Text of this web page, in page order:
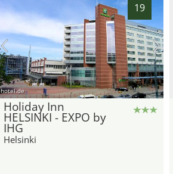
19
hotel.de
Holiday Inn
HELSINKI - EXPO by
IHG
Helsinki